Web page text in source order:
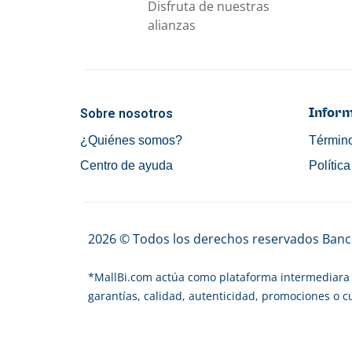
Disfruta de nuestras
alianzas
Sobre nosotros
¿Quiénes somos?
Centro de ayuda
2026 © Todos los derechos reservados
*MallBi.com actúa como plataforma
garantías, calidad, autenticidad, promociones o